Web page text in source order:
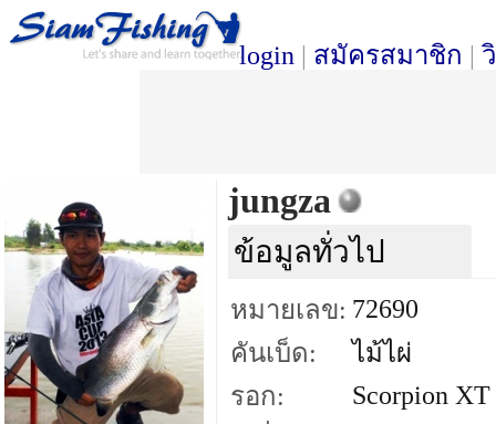
login | สมัครสมาชิก |
jungza
ข้อมูลทั่วไป
หมายเลข: 72690
คันเบ็ด:
ไม้ไผ่
รอก:
Scorpion XT